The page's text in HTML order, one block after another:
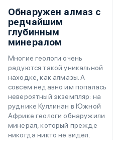
Обнаружен алмаз с
редчайшим
глубинным
минералом
Многие геологи очень
радуются такой уникальной
находке, как алмазы. А
совсем недавно им попалась
невероятный экземпляр: на
руднике Куллинан в Южной
Африке геологи обнаружили
минерал, который прежде
никогда никто не видел.